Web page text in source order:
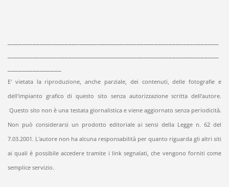
E' vietata la riproduzione, anche parziale, dei contenuti, delle fotografie e
dell'impianto grafico di questo sito senza autorizzazione scritta dell'autore.
Questo sito non è una testata giornalistica e viene aggiornato senza periodicità.
Non può considerarsi un prodotto editoriale ai sensi della Legge n. 62 del
7.03.2001. L'autore non ha alcuna responsabilità per quanto riguarda gli altri siti
ai quali è possibile accedere tramite i link segnalati, che vengono forniti come
semplice servizio.